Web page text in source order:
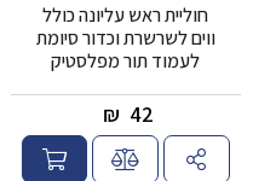
חוליית ראש עליונה כולל
ווים לשרשרת וכדור סיומת
לעמוד תור מפלסטיק
42
₪